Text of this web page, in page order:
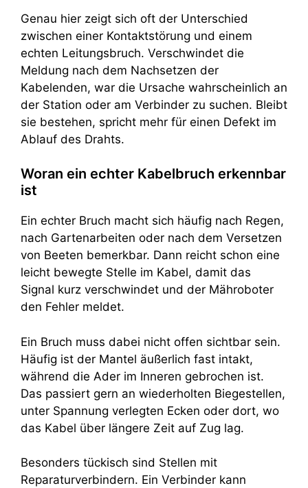
Genau hier zeigt sich oft der Unterschied
zwischen einer Kontaktstörung und einem
echten Leitungsbruch. Verschwindet die
Meldung nach dem Nachsetzen der
Kabelenden, war die Ursache wahrscheinlich an
der Station oder am Verbinder zu suchen. Bleibt
sie bestehen, spricht mehr für einen Defekt im
Ablauf des Drahts.
Woran ein echter Kabelbruch erkennbar
ist
Ein echter Bruch macht sich häufig nach Regen,
nach Gartenarbeiten oder nach dem Versetzen
von Beeten bemerkbar. Dann reicht schon eine
leicht bewegte Stelle im Kabel, damit das
Signal kurz verschwindet und der Mähroboter
den Fehler meldet.
Ein Bruch muss dabei nicht offen sichtbar sein.
Häufig ist der Mantel äußerlich fast intakt,
während die Ader im Inneren gebrochen ist.
Das passiert gern an wiederholten Biegestellen,
unter Spannung verlegten Ecken oder dort, wo
das Kabel über längere Zeit auf Zug lag.
Besonders tückisch sind Stellen mit
Reparaturverbindern. Ein Verbinder kann